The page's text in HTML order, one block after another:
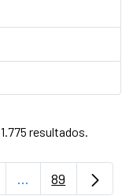
resultados.
TAB para
...PáginasPágina
89